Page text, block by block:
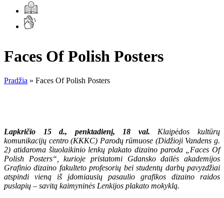
Faces Of Polish Posters
Pradžia » Faces Of Polish Posters
Lapkričio 15 d., penktadienį, 18 val. Klaipėdos kultūrų
komunikacijų centro (KKKC) Parodų rūmuose (Didžioji Vandens g.
2) atidaroma šiuolaikinio lenkų plakato dizaino paroda „Faces Of
Polish Posters“, kurioje pristatomi Gdansko dailės akademijos
Grafinio dizaino fakulteto profesorių bei studentų darbų pavyzdžiai
atspindi vieną iš įdomiausių pasaulio grafikos dizaino raidos
puslapių – savitą kaimyninės Lenkijos plakato mokyklą.